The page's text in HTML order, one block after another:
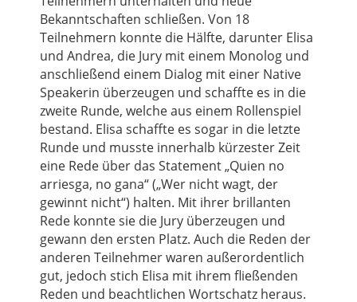
Bekanntschaften schließen. Von 18
Teilnehmern konnte die Hälfte, darunter Elisa
und Andrea, die Jury mit einem Monolog und
anschließend einem Dialog mit einer Native
Speakerin überzeugen und schaffte es in die
zweite Runde, welche aus einem Rollenspiel
bestand. Elisa schaffte es sogar in die letzte
Runde und musste innerhalb kürzester Zeit
eine Rede über das Statement „Quien no
arriesga, no gana“ („Wer nicht wagt, der
gewinnt nicht“) halten. Mit ihrer brillanten
Rede konnte sie die Jury überzeugen und
gewann den ersten Platz. Auch die Reden der
anderen Teilnehmer waren außerordentlich
gut, jedoch stich Elisa mit ihrem fließenden
Reden und beachtlichen Wortschatz heraus.